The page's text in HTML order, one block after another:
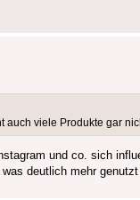
auch viele Produkte gar
und co. sich
deutlich mehr